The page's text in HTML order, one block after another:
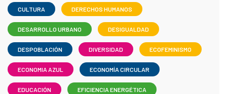
CULTURA DERECHOS HUMANOS
DESARROLLO URBANO DESIGUALDAD
DESPOBLACIÓN DIVERSIDAD ECOFEMINISMO
ECONOMIA AZUL ECONOMÍA CIRCULAR
EDUCACIÓN EFICIENCIA ENERGÉTICA